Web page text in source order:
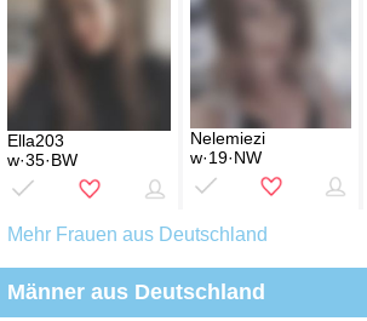
Ella203
w·35·BW
Nelemiezi
w·19·NW
Mehr Frauen aus Deutschland
Männer aus Deutschland